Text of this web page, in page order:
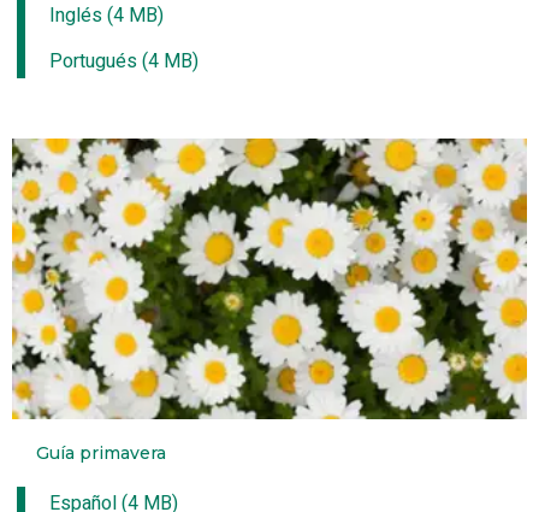
Inglés (4 MB)
Portugués (4 MB)
Guía primavera
Español (4 MB)